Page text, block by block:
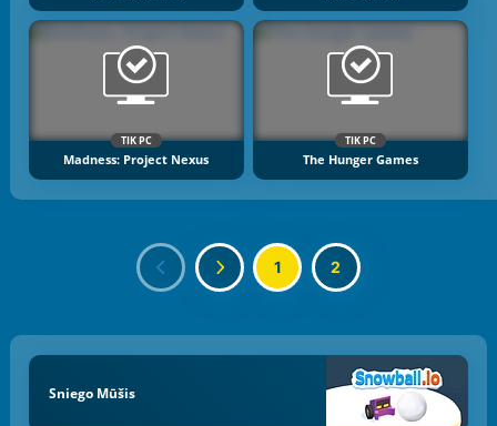
TIK PC
Madness: Project Nexus
TIK PC
The Hunger Games
1 2
Sniego Mūšis